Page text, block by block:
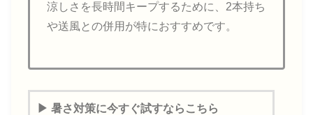
涼しさを長時間キープするために、2本持ち
や送風との併用が特におすすめです。
▶ 暑さ対策に今すぐ試すならこちら